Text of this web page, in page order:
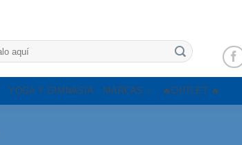
YOGA Y GIMNASIA MARCAS 🔥OUTLET 🔥